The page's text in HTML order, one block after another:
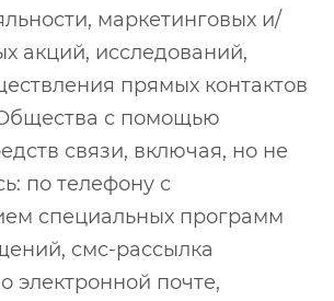
маркетинговых и/
акций, исследований,
прямых контактов
с помощью
связи, включая, но не
по телефону с
специальных программ
смс-рассылка
электронной почте,